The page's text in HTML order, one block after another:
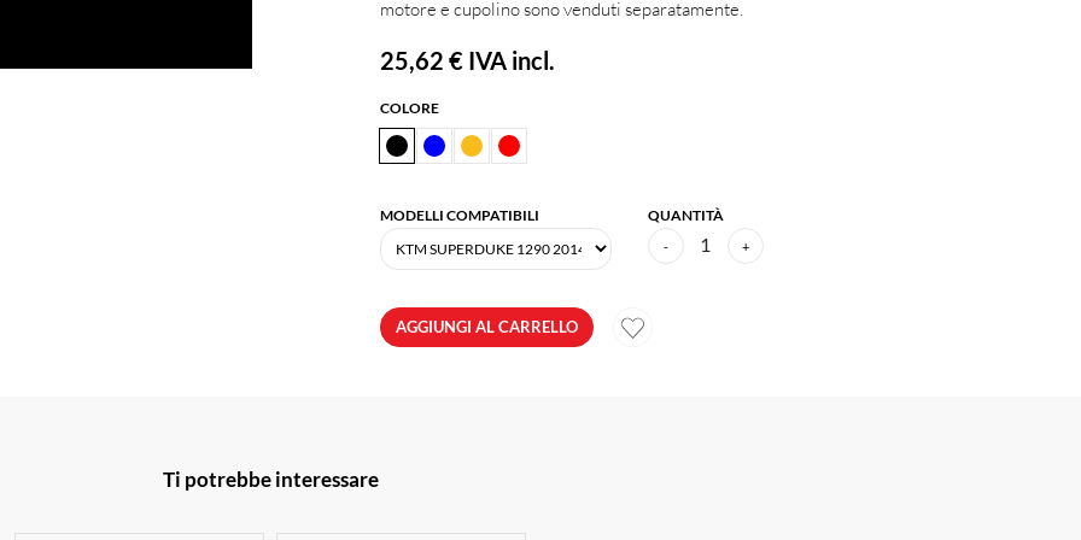
motore e cupolino sono venduti separatamente.
25,62 €IVA incl.
COLORE
MODELLI COMPATIBILI QUANTITÀ
- 1 +
AGGIUNGI AL CARRELLO
Ti potrebbe interessare